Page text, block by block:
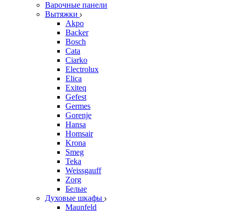
Варочные панели
Вытяжки
Akpo
Backer
Bosch
Cata
Ciarko
Electrolux
Elica
Exiteq
Gefest
Germes
Gorenje
Hansa
Homsair
Krona
Smeg
Teka
Weissgauff
Zorg
Белые
Духовые шкафы
Maunfeld